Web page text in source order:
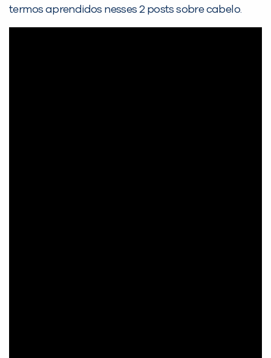
termos aprendidos nesses 2 posts sobre cabelo.